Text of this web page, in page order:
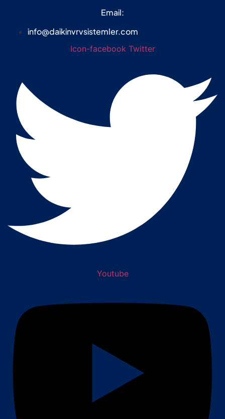
Email:
info@daikinvrvsistemler.com
Icon-facebook Twitter
Youtube